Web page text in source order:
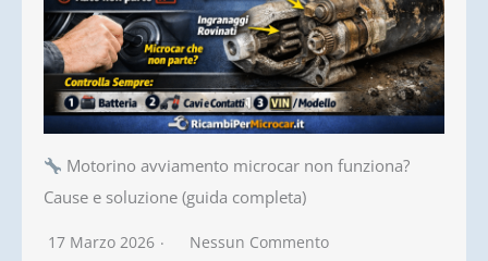
Motorino avviamento microcar non funziona?
Cause e soluzione (guida completa)
17 Marzo 2026 Nessun Commento